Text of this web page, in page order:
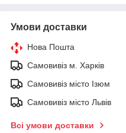
Умови доставки
Нова Пошта
Самовивіз м. Харків
Самовивіз місто Ізюм
Самовивіз місто Львів
Всі умови доставки